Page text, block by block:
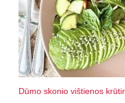
Dūmo skonio vištienos